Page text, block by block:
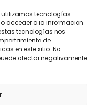
utilizamos tecnologías
acceder a la información
tecnologías nos
de
en este sitio. No
afectar negativamente